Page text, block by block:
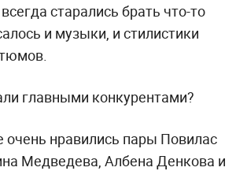
старались брать что-то
и музыки, и стилистики
главными конкурентами?
очень нравились пары Повилас
Медведева, Албена Денкова и